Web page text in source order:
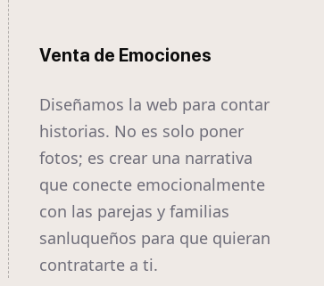
Venta de Emociones
Diseñamos la web para contar
historias. No es solo poner
fotos; es crear una narrativa
que conecte emocionalmente
con las parejas y familias
sanluqueños para que quieran
contratarte a ti.